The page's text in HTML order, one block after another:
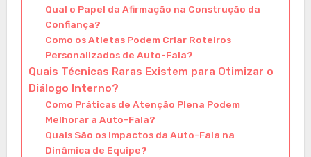
Qual o Papel da Afirmação na Construção da
Confiança?
Como os Atletas Podem Criar Roteiros
Personalizados de Auto-Fala?
Quais Técnicas Raras Existem para Otimizar o
Diálogo Interno?
Como Práticas de Atenção Plena Podem
Melhorar a Auto-Fala?
Quais São os Impactos da Auto-Fala na
Dinâmica de Equipe?